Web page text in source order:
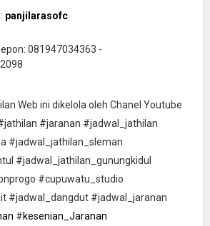
panjilarasofc
081947034363 -
Web ini dikelola oleh Chanel Youtube
#jaranan #jadwal_jathilan
#jadwal_jathilan_sleman
#jadwal_jathilan_gunungkidul
#cupuwatu_studio
#jadwal_dangdut #jadwal_jaranan
#kesenian_Jaranan